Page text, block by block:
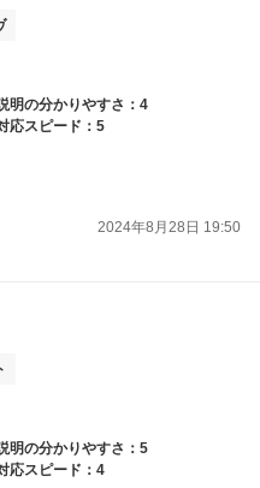
明の分かりやすさ：4
応スピード：5
2024年8月28日 19:50
明の分かりやすさ：5
応スピード：4